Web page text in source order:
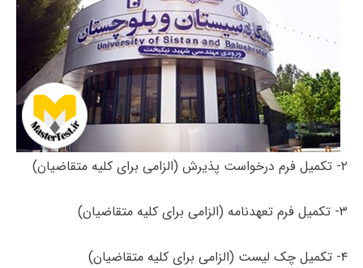
۲- تکمیل فرم درخواست پذیرش (الزامی برای کلیه متقاضیان)
۳- تکمیل فرم تعهدنامه (الزامی برای کلیه متقاضیان)
۴- تکمیل چک لیست (الزامی برای کلیه متقاضیان)